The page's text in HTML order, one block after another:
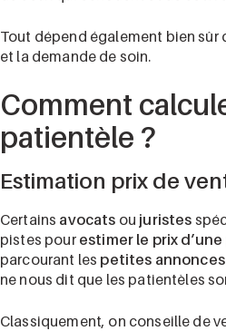
Tout dépend également bien sûr
et la demande de soin.
Comment
patientèle ?
Estimation prix de
Certains avocats ou juristes
pistes pour estimer le prix
parcourant les petites
ne nous dit que les patientèles
Classiquement, on conseille de